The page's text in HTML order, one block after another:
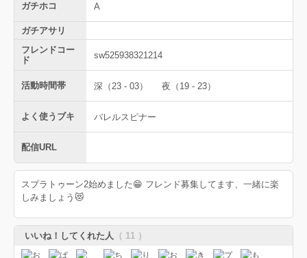
ガチホコ A
ガチアサリ
フレンドコー
ド
sw525938321214
活動時間帯 深（23 - 03） 夜（19 - 23）
よく使うブキ バレルスピナー
配信URL
スプラトゥーン2始めました😁 フレンド募集してます、一緒に楽
しみましょう😻
いいね！してくれた人 （ 11 ）